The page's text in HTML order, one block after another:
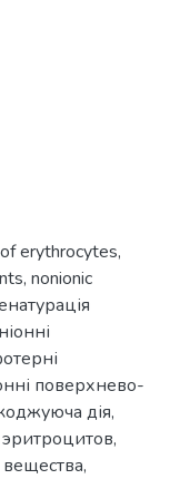
erythrocytes,
, nonionic
поверхнево-
дія,
,
,